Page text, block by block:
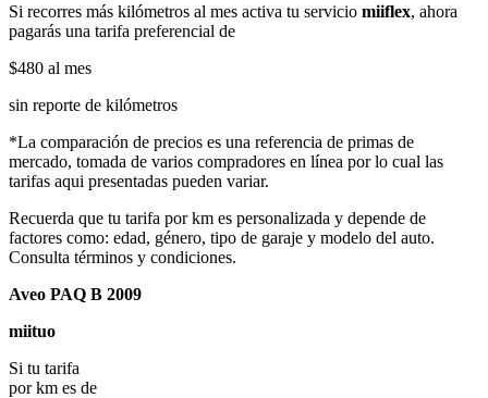
Si recorres más kilómetros al mes activa tu servicio miiflex, ahora
pagarás una tarifa preferencial de
$480 al mes
sin reporte de kilómetros
*La comparación de precios es una referencia de primas de
mercado, tomada de varios compradores en línea por lo cual las
tarifas aqui presentadas pueden variar.
Recuerda que tu tarifa por km es personalizada y depende de
factores como: edad, género, tipo de garaje y modelo del auto.
Consulta términos y condiciones.
Aveo PAQ B 2009
miituo
Si tu tarifa
por km es de